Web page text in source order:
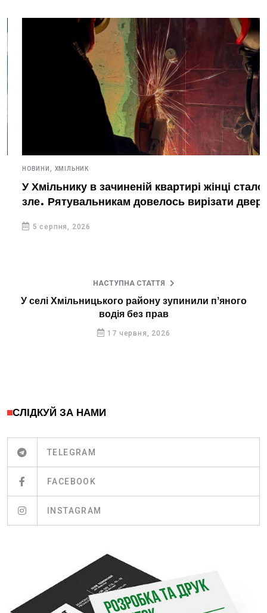
НОВИНИ, ХМІЛЬНИК
У Хмільнику в зачиненій квартирі жінці стало
зле. Рятувальникам довелось вирізати двері
5 серпня, 2026
НАСТУПНА СТАТТЯ
У селі Хмільницького району зупинили пʼяного
водія без прав
17 червня, 2026
СЛІДКУЙ ЗА НАМИ
TELEGRAM
FACEBOOK
INSTAGRAM